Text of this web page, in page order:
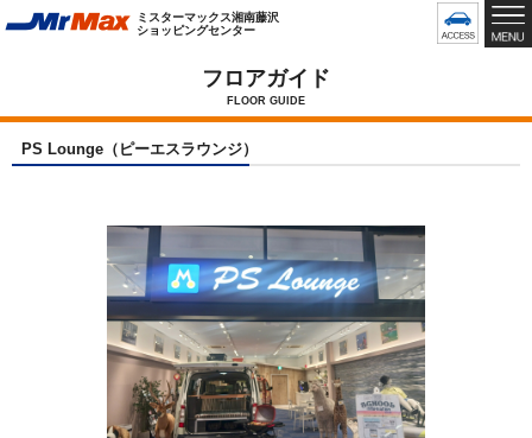
ミスターマックス湘南藤沢
ショッピングセンター
ロ
メ
ュ
フロアガイド
FLOOR GUIDE
PS Lounge（ピーエスラウンジ）